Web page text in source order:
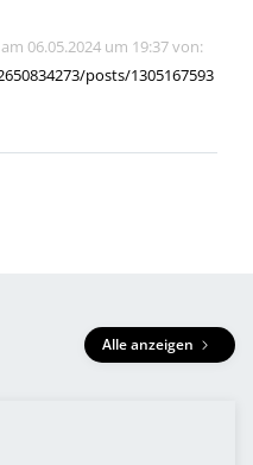
06.05.2024 um 19:37 von:
posts/1305167593
Alle anzeigen